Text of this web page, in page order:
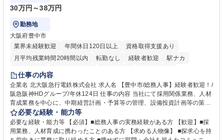
30万円～38万円
勤務地
大阪府豊中市
業界未経験歓迎
年間休日120日以上
資格取得支援あり
月平均残業時間20時間以内
転勤なし 経験者歓迎
駅ナカ
退職金あり
土日祝休み
服装自由 昼食補助あり 食事補助あり
仕事の内容
企業名 北大阪急行電鉄株式会社 求人名 【豊中市/総務人事】経験者歓迎！/
阪急阪神HDグループ/年休124日 仕事の内容 当社にて採用関係業務、人材
育成業務を中心に、中期経営計画・予算等の管理、設備投資計画等の策
定、さらに社内の重要会議の運営等、経営の根幹となる幅広い総務人事業
務全般を担当していただきます。 【主な業務内容】 ■採用関係業務および
人材育成(社員研修)業務の推進 ■中期経営計画および予算等の管理 ■設備
投資計画等の策定 ■社内の重要会議の運営 ■その他総務人事業務全般 【入
必要な経験・能力等
必要な経験・能力等 【必須】■総務人事の実務経験がある方 【歓迎】■採
用業務、人材育成に携わったことのある方 【求める人物像】 ■探求心を持